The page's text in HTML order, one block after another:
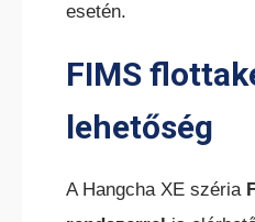
esetén.
FIMS
lehetőség
A Hangcha XE széria